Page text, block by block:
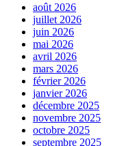
août 2026
juillet 2026
juin 2026
mai 2026
avril 2026
mars 2026
février 2026
janvier 2026
décembre 2025
novembre 2025
octobre 2025
septembre 2025